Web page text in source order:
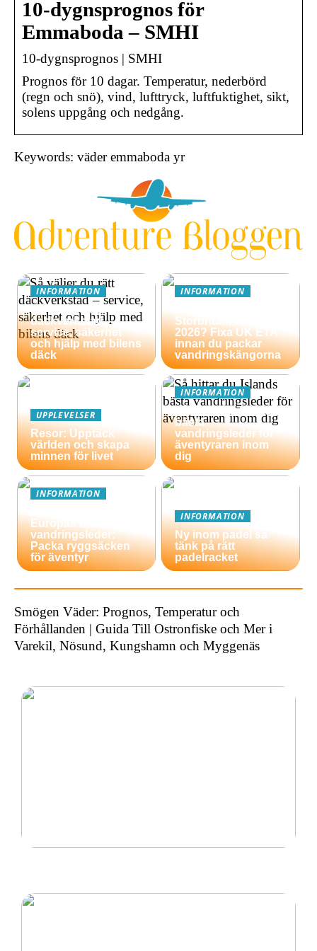
10-dygnsprognos för
Emmaboda – SMHI
10-dygnsprognos | SMHI
Prognos för 10 dagar. Temperatur, nederbörd
(regn och snö), vind, lufttryck, luftfuktighet, sikt,
solens uppgång och nedgång.
Keywords: väder emmaboda yr
INFORMATION
Så väljer du rätt
däckverkstad –
service, säkerhet
och hjälp med bilens
däck
INFORMATION
Storbritannien
2026? Fixa UK ETA
innan du packar
vandringskängorna
UPPLEVELSER
Resor: Upptäck
världen och skapa
minnen för livet
INFORMATION
Så hittar du Islands
bästa
vandringsleder för
äventyraren inom
dig
INFORMATION
Europas bästa
vandringsleder:
Packa ryggsäcken
för äventyr
INFORMATION
Ny inom padel så
tänk på rätt
padelracket
Smögen Väder: Prognos, Temperatur och
Förhållanden | Guida Till Ostronfiske och Mer i
Varekil, Nösund, Kungshamn och Myggenäs